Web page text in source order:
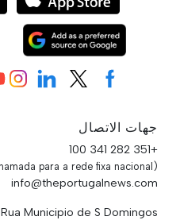
جهات الاتصال
+351 282 341 100
(Chamada para a rede fixa nacional)
info@theportugalnews.com
Rua Municipio de S Domingos